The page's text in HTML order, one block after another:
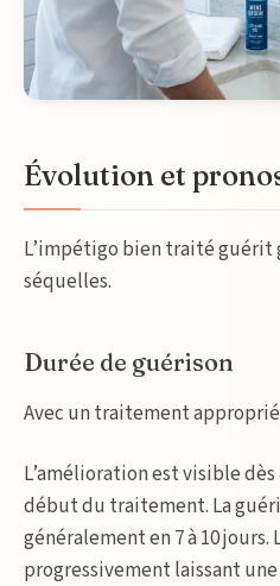
Évolution et
L’impétigo bien traité guérit
séquelles.
Durée de guérison
Avec un traitement
L’amélioration est visible dès
début du traitement. La
généralement en 7 à 10
progressivement laissant une